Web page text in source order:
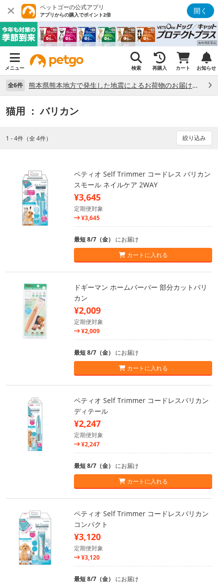
ペットゴーの公式アプリ
アプリからの購入でポイント2倍 開く
メニュー 検索 再購入 カート お知らせ
全6件 熊本県熊本地方で発生した地震によるお荷物のお届け状況について （7/28）
猫用 ： バリカン
1 - 4件（全 4件） 絞り込み
ペティオ Self Trimmer コードレス バリカン
スモール ネイルケア 2WAY
¥3,645
定期便対象
¥3,645
最短 8/7（金） にお届け
カートに入れる
ドギーマン ホームバーバー 部分カットバリ
カン
¥2,009
定期便対象
¥2,009
最短 8/7（金） にお届け
カートに入れる
ペティオ Self Trimmer コードレスバリカン
ディテール
¥2,247
定期便対象
¥2,247
最短 8/7（金） にお届け
カートに入れる
ペティオ Self Trimmer コードレスバリカン
コンパクト
¥3,120
定期便対象
¥3,120
最短 8/7（金） にお届け